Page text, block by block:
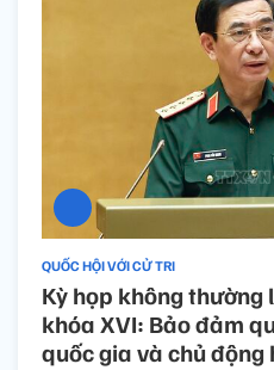
QUỐC HỘI VỚI CỬ TRI
Kỳ họp không thường
khóa XVI: Bảo đảm
quốc gia và chủ